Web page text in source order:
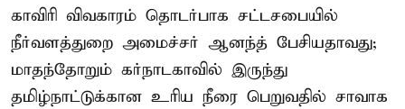
காவிரி விவகாரம் தொடர்பாக சட்டசபையில்
நீர்வளத்துறை அமைச்சர் ஆனந்த் பேசியதாவது;
மாதந்தோறும் கர்நாடகாவில் இருந்து
தமிழ்நாட்டுக்கான உரிய நீரை பெறுவதில் சாவாக